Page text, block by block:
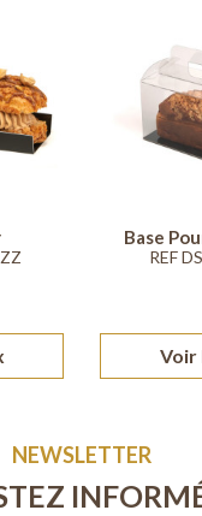
Base
REF
Voir
NEWSLETTER